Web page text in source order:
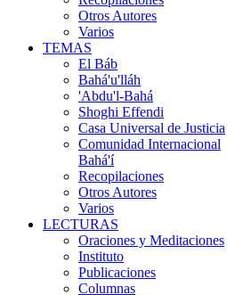
Otros Autores
Varios
TEMAS
El Báb
Bahá'u'lláh
'Abdu'l-Bahá
Shoghi Effendi
Casa Universal de Justicia
Comunidad Internacional
Bahá'í
Recopilaciones
Otros Autores
Varios
LECTURAS
Oraciones y Meditaciones
Instituto
Publicaciones
Columnas